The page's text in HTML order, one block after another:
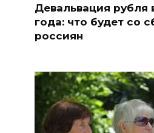
Девальвация рубля
года: что будет со
россиян